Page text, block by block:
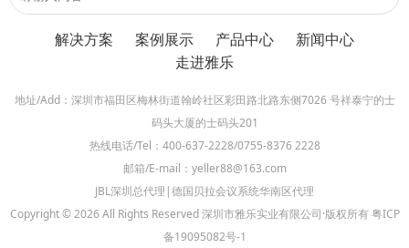
解决方案 案例展示 产品中心
新闻中心
走进雅乐
地址/Add：深圳市福田区梅林街道翰岭社区彩田路北路东侧7026 号祥泰宁的士
码头大厦的士码头201
热线电话/Tel：400-637-2228/0755-8376 2228
邮箱/E-mail：yeller88@163.com
JBL深圳总代理|德国贝拉会议系统华南区代理
Copyright © 2026 All Rights Reserved 深圳市雅乐实业有限公司·版权所有粤ICP
备19095082号-1